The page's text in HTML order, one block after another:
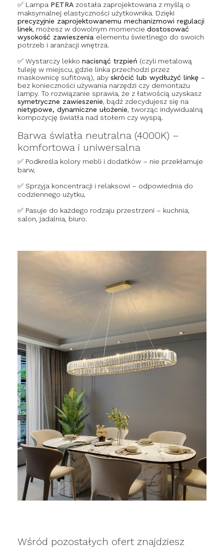
✅ Lampa PETRA została zaprojektowana z myślą o
maksymalnej elastyczności użytkownika. Dzięki
precyzyjnie zaprojektowanemu mechanizmowi regulacji
linek, możesz w dowolnym momencie dostosować
wysokość zawieszenia elementu świetlnego do swoich
potrzeb i aranżacji wnętrza.
✅ Wystarczy lekko nacisnąć trzpień (czyli metalową
tuleję w miejscu, gdzie linka przechodzi przez
maskownicę sufitową), aby skrócić lub wydłużyć linkę –
bez konieczności używania narzędzi czy demontażu
lampy. To rozwiązanie sprawia, że z łatwością uzyskasz
symetryczne zawieszenie, bądź zdecydujesz się na
nietypowe, dynamiczne ułożenie, tworząc indywidualną
kompozycję światła nad stołem czy wyspą.
Barwa światła neutralna (4000K) –
komfortowa i uniwersalna
✅ Podkreśla kolory mebli i dodatków – nie przekłamuje
barw,
✅ Sprzyja koncentracji i relaksowi – odpowiednia do
codziennego użytku,
✅ Pasuje do każdego rodzaju przestrzeni – kuchnia,
salon, jadalnia, biuro.
Wśród pozostałych ofert znajdziesz